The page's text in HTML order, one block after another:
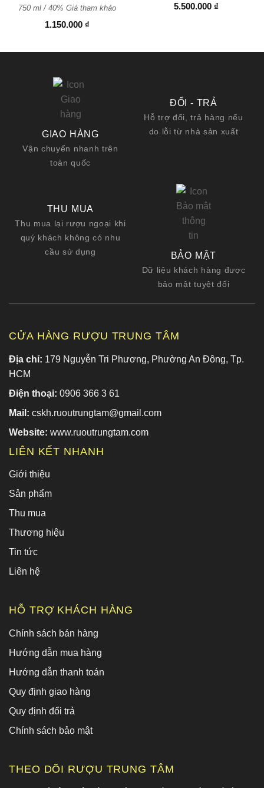
1.150.000 ₫
750 ml / 40% Giá tham khảo 5.500.000 ₫
GIAO HÀNG
Vận chuyển nhanh trên
toàn quốc
ĐỔI - TRẢ
Hỗ trợ đổi, trả hàng nếu
do lỗi từ nhà sản xuất
THU MUA
Thu mua lại rượu ngoại khi
quý khách không có nhu
cầu sử dụng
BẢO MẬT
Dữ liệu khách hàng được
bảo mật tuyệt đối
CỬA HÀNG RƯỢU TRUNG TÂM
Địa chỉ: 179 Nguyễn Tri Phương, Phường An Đông, Tp.
HCM
Điện thoại: 0906 366 3 61
Mail: cskh.ruoutrungtam@gmail.com
Website: www.ruoutrungtam.com
LIÊN KẾT NHANH
Giới thiệu
Sản phẩm
Thu mua
Thương hiệu
Tin tức
Liên hệ
HỖ TRỢ KHÁCH HÀNG
Chính sách bán hàng
Hướng dẫn mua hàng
Hướng dẫn thanh toán
Quy định giao hàng
Quy định đổi trả
Chính sách bảo mật
THEO DÕI RƯỢU TRUNG TÂM